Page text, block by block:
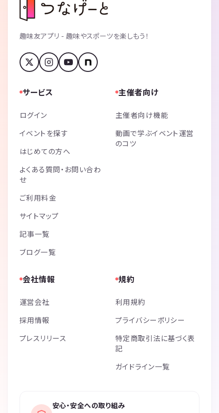
趣味友アプリ - 趣味やスポーツを楽しもう！
サービス
ログイン
イベントを探す
はじめての方へ
よくある質問・お問い合わ
せ
ご利用料金
サイトマップ
記事一覧
ブログ一覧
主催者向け
主催者向け機能
動画で学ぶイベント運営
のコツ
会社情報
運営会社
採用情報
プレスリリース
規約
利用規約
プライバシーポリシー
特定商取引法に基づく表
記
ガイドライン一覧
安心・安全への取り組み